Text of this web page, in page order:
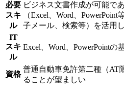
必要
スキ
ル
ビジネス文書作成が可能で
（Excel、Word、
子メール、検索等）を活用
IT
スキ
ル
Excel、Word、PowerPointの
資格
普通自動車免許第二種（AT
ることが望ましい